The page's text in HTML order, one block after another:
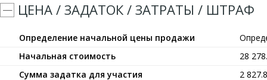
ЦЕНА / ЗАДАТОК / ЗАТРАТЫ / ШТРАФ
Определение начальной цены продажи
Начальная стоимость
28
Сумма задатка для участия
2